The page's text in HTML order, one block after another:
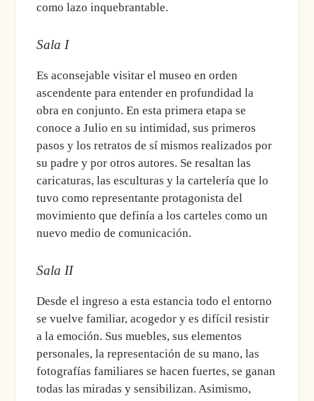
como lazo inquebrantable.
Sala I
Es aconsejable visitar el museo en orden
ascendente para entender en profundidad la
obra en conjunto. En esta primera etapa se
conoce a Julio en su intimidad, sus primeros
pasos y los retratos de sí mismos realizados por
su padre y por otros autores. Se resaltan las
caricaturas, las esculturas y la cartelería que lo
tuvo como representante protagonista del
movimiento que definía a los carteles como un
nuevo medio de comunicación.
Sala II
Desde el ingreso a esta estancia todo el entorno
se vuelve familiar, acogedor y es difícil resistir
a la emoción. Sus muebles, sus elementos
personales, la representación de su mano, las
fotografías familiares se hacen fuertes, se ganan
todas las miradas y sensibilizan. Asimismo,